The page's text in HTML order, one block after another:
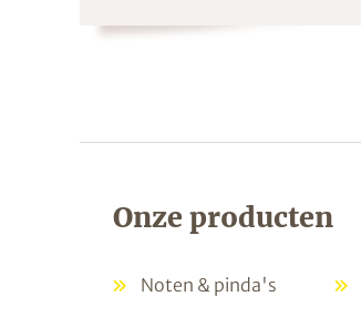
Onze producten
Noten & pinda's